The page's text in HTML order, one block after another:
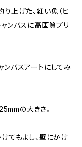
上げた、紅い魚（ヒ
ンバスに高画質プリ
バスアートにしてみ
の大きさ。
てもよし、壁にかけ